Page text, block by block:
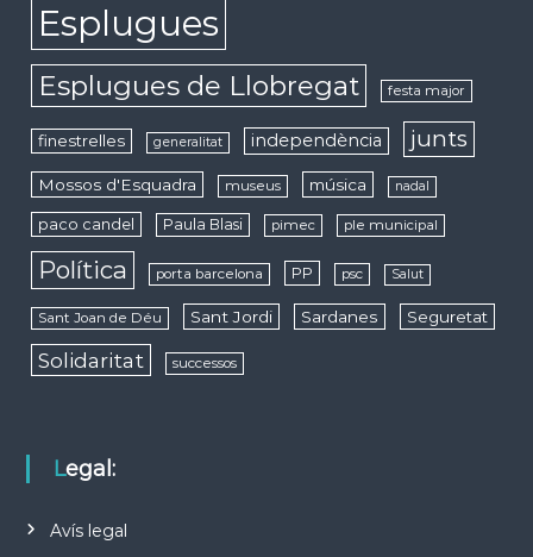
Esplugues
Esplugues de Llobregat festa major
finestrelles generalitat independència junts
Mossos d'Esquadra museus música nadal
paco candel Paula Blasi pimec ple municipal
Política porta barcelona PP psc Salut
Sant Joan de Déu Sant Jordi Sardanes Seguretat
Solidaritat successos
Legal:
Avís legal